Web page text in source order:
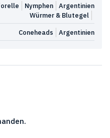
Argentinien
Nymphen
Würmer & Blutegel
Argentinien
Coneheads